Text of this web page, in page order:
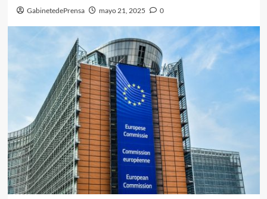
GabinetedePrensa mayo 21, 2025 0